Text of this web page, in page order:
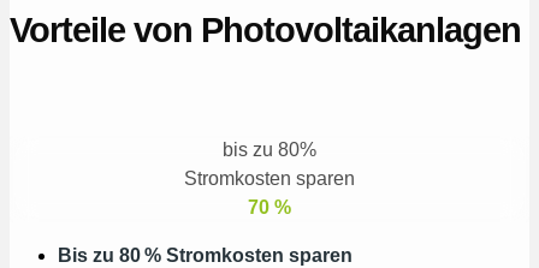
Vorteile von Photovoltaikanlagen
bis zu 80%
Stromkosten sparen
70 %
Bis zu 80 % Stromkosten sparen​